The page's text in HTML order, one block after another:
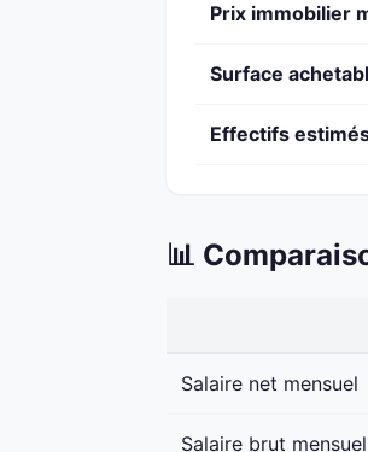
Prix immobilier
Surface
Effectifs
📊
Salaire net mensuel
Salaire brut mensuel